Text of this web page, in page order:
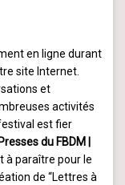
en ligne durant
site Internet.
et
activités
est fier
Presses du FBDM |
à paraître pour le
de “Lettres à